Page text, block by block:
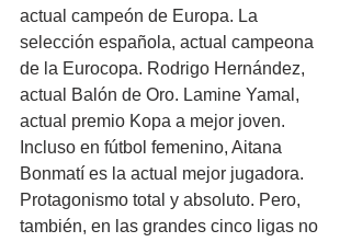
actual campeón de Europa. La
selección española, actual campeona
de la Eurocopa. Rodrigo Hernández,
actual Balón de Oro. Lamine Yamal,
actual premio Kopa a mejor joven.
Incluso en fútbol femenino, Aitana
Bonmatí es la actual mejor jugadora.
Protagonismo total y absoluto. Pero,
también, en las grandes cinco ligas no